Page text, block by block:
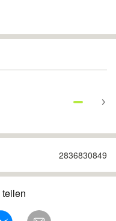
2836830849